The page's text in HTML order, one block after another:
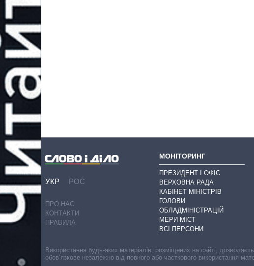
УКР РОС
ПРО НАС
КОНТАКТИ
ПРАВИЛА
МОНІТОРИНГ
ПРЕЗИДЕНТ І ОФІС
ВЕРХОВНА РАДА
КАБІНЕТ МІНІСТРІВ
ГОЛОВИ
ОБЛАДМІНІСТРАЦІЙ
МЕРИ МІСТ
ВСІ ПЕРСОНИ
Використання будь-яких матеріалів, розміщених на сайті,
обов’язкове незалежно від повного або часткового використання